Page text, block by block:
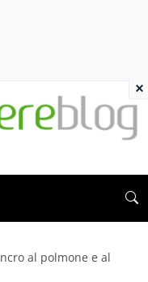
al polmone e al
×